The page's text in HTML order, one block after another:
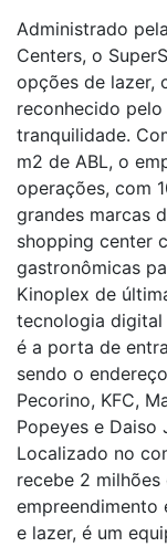
Administrado
Centers, o
opções de lazer,
reconhecido
tranquilidade.
m2 de ABL, o
operações, com
grandes marcas
shopping center
gastronômicas
Kinoplex de
tecnologia digital
é a porta de
sendo o
Pecorino, KFC,
Popeyes e Daiso
Localizado no
recebe 2
empreendimento
e lazer, é um